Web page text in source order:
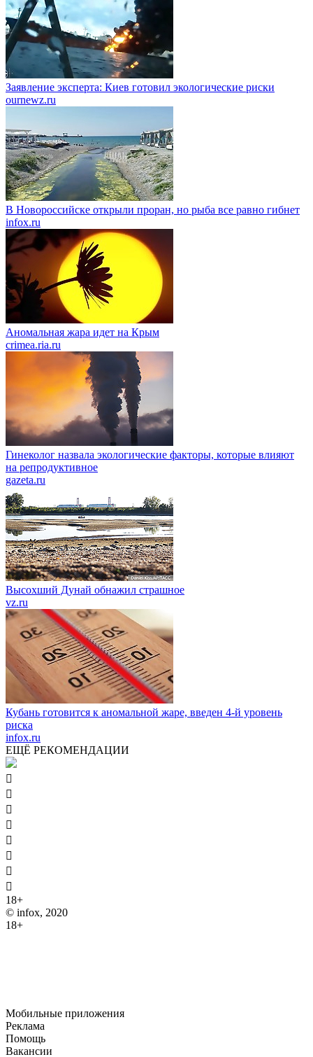
Заявление эксперта: Киев готовил экологические риски
ournewz.ru
В Новороссийске открыли проран, но рыба все равно гибнет
infox.ru
Аномальная жара идет на Крым
crimea.ria.ru
Гинеколог назвала экологические факторы, которые влияют
на репродуктивное
gazeta.ru
Высохший Дунай обнажил страшное
vz.ru
Кубань готовится к аномальной жаре, введен 4-й уровень
риска
infox.ru
ЕЩЁ РЕКОМЕНДАЦИИ








18+
© infox, 2020
18+
Мобильные приложения
Реклама
Помощь
Вакансии